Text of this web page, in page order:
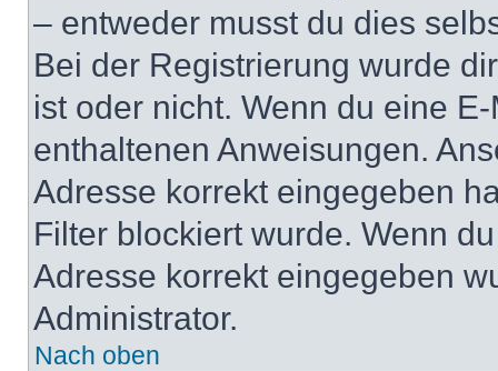
– entweder musst du dies
Bei der Registrierung wurde
ist oder nicht. Wenn du eine
enthaltenen Anweisungen.
Adresse korrekt eingegeben
Filter blockiert wurde. Wenn
Adresse korrekt eingegeben
Administrator.
Nach oben